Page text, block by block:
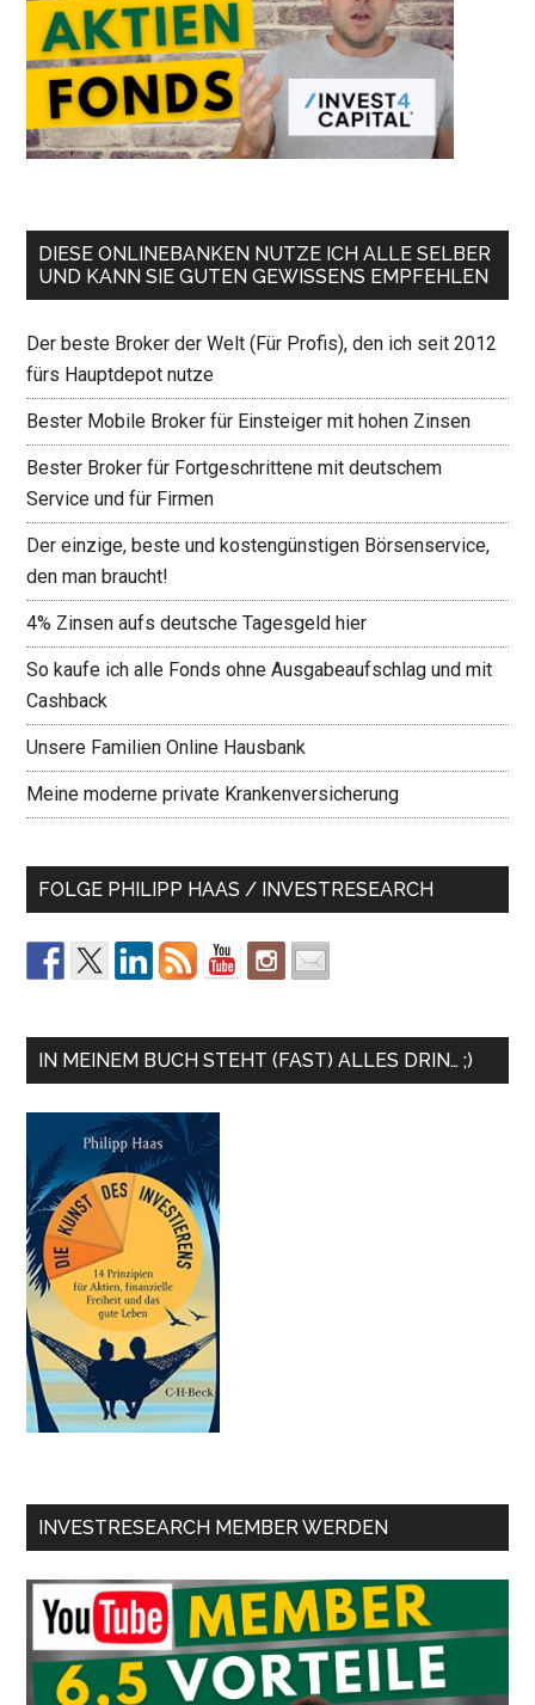
DIESE ONLINEBANKEN NUTZE ICH ALLE SELBER
UND KANN SIE GUTEN GEWISSENS EMPFEHLEN
Der beste Broker der Welt (Für Profis), den ich seit 2012
fürs Hauptdepot nutze
Bester Mobile Broker für Einsteiger mit hohen Zinsen
Bester Broker für Fortgeschrittene mit deutschem
Service und für Firmen
Der einzige, beste und kostengünstigen Börsenservice,
den man braucht!
4% Zinsen aufs deutsche Tagesgeld hier
So kaufe ich alle Fonds ohne Ausgabeaufschlag und mit
Cashback
Unsere Familien Online Hausbank
Meine moderne private Krankenversicherung
FOLGE PHILIPP HAAS / INVESTRESEARCH
IN MEINEM BUCH STEHT (FAST) ALLES DRIN… ;)
INVESTRESEARCH MEMBER WERDEN